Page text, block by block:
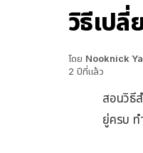
วิธีเปลี่
โดย Nooknick
2 ปีที่แล้ว
สอนวิธี
ยู่ครบ ท